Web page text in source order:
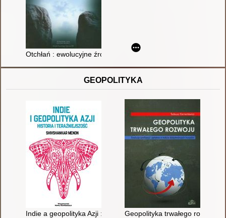
Otchłań : ewolucyjne źródła epidemii depresji
GEOPOLITYKA
Indie a geopolityka Azji : przeszłość i teraźniejszość
Geopolityka trwałego rozwoju